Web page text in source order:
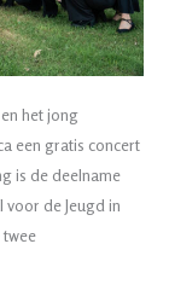
het jong
een gratis concert
is de deelname
voor de Jeugd in